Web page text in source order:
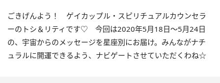
ごきげんよう！ ゲイカップル・スピリチュアルカウンセラ
ーのトシ＆リティです♡ 今回は2020年5月18日～5月24日
の、宇宙からのメッセージを星座別にお届け。みんながナチ
ュラルに開運できるよう、ナビゲートさせていただくわね☆